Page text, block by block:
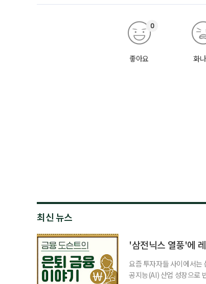
좋아요
0
화
최신 뉴스
'삼전닉스 열풍'에
요즘 투자자들 사이에서는
공지능(AI) 산업 성장으로